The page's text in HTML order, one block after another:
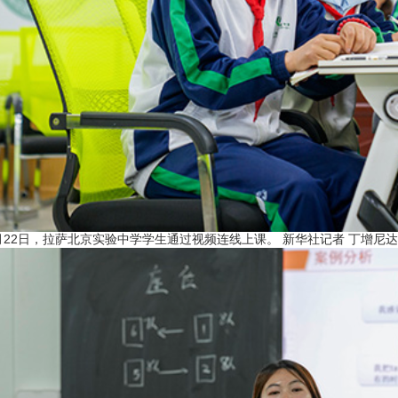
22日，拉萨北京实验中学学生通过视频连线上课。 新华社记者 丁增尼